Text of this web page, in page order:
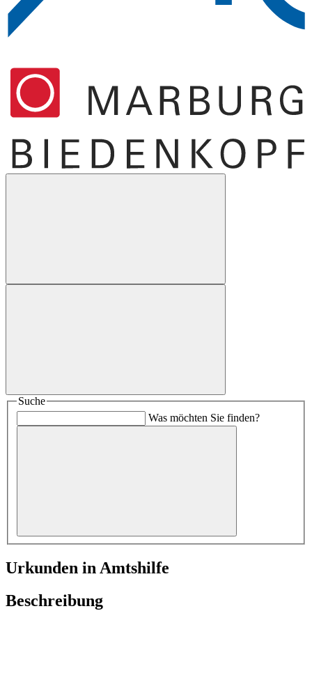
Suche
Was möchten Sie finden?
Urkunden in Amtshilfe
Beschreibung